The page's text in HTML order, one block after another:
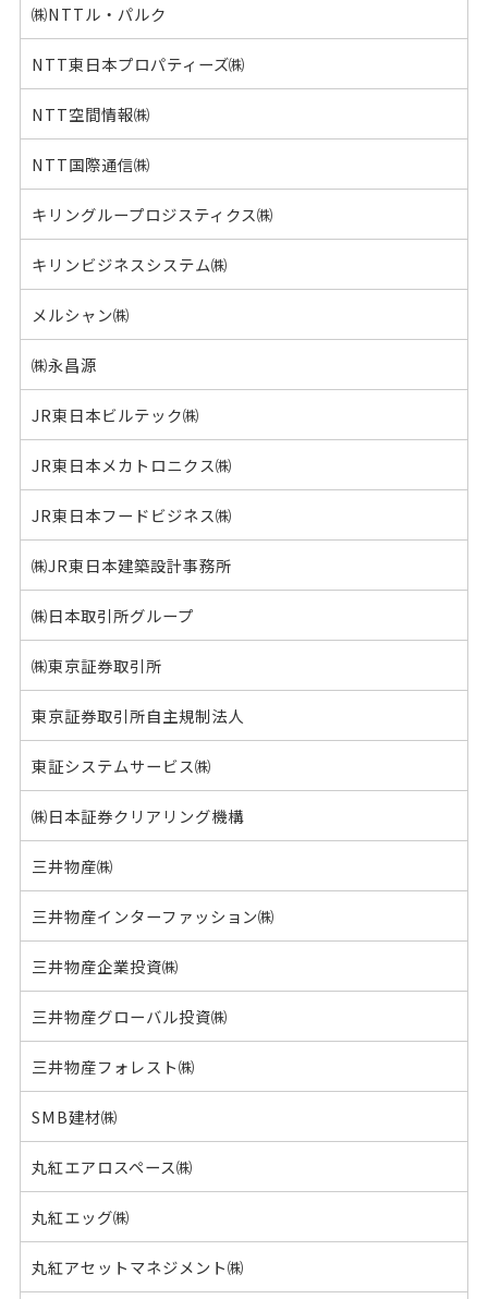
㈱NTTル・パルク
NTT東日本プロパティーズ㈱
NTT空間情報㈱
NTT国際通信㈱
キリングループロジスティクス㈱
キリンビジネスシステム㈱
メルシャン㈱
㈱永昌源
JR東日本ビルテック㈱
JR東日本メカトロニクス㈱
JR東日本フードビジネス㈱
㈱JR東日本建築設計事務所
㈱日本取引所グループ
㈱東京証券取引所
東京証券取引所自主規制法人
東証システムサービス㈱
㈱日本証券クリアリング機構
三井物産㈱
三井物産インターファッション㈱
三井物産企業投資㈱
三井物産グローバル投資㈱
三井物産フォレスト㈱
SMB建材㈱
丸紅エアロスペース㈱
丸紅エッグ㈱
丸紅アセットマネジメント㈱